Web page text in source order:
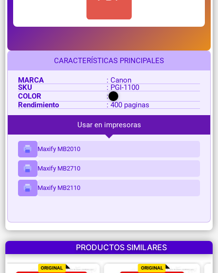
CARACTERÍSTICAS PRINCIPALES
MARCA
: Canon
SKU
: PGI-1100
COLOR
:
Rendimiento
: 400 paginas
Usar en impresoras
Maxify MB2010
Maxify MB2710
Maxify MB2110
PRODUCTOS SIMILARES
ORIGINAL ORIGINAL